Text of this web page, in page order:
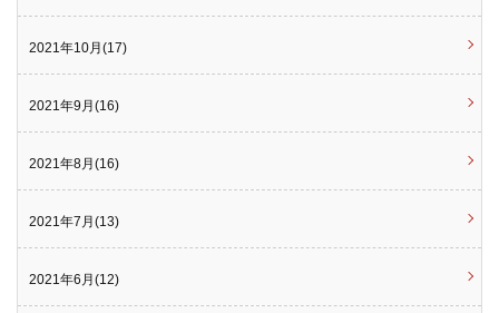
2021年10月(17)
2021年9月(16)
2021年8月(16)
2021年7月(13)
2021年6月(12)